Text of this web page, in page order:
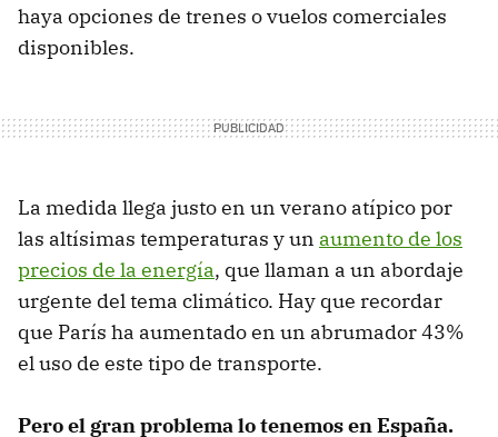
haya opciones de trenes o vuelos comerciales
disponibles.
La medida llega justo en un verano atípico por
las altísimas temperaturas y un aumento de los
precios de la energía, que llaman a un abordaje
urgente del tema climático. Hay que recordar
que París ha aumentado en un abrumador 43%
el uso de este tipo de transporte.
Pero el gran problema lo tenemos en España.